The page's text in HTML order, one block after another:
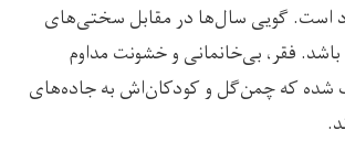
است. گویی سال‌ها در مقابل سختی‌های
فقر، بی‌خانمانی و خشونت مداوم
که چمن‌گل و کودکان‌اش به جاده‌های